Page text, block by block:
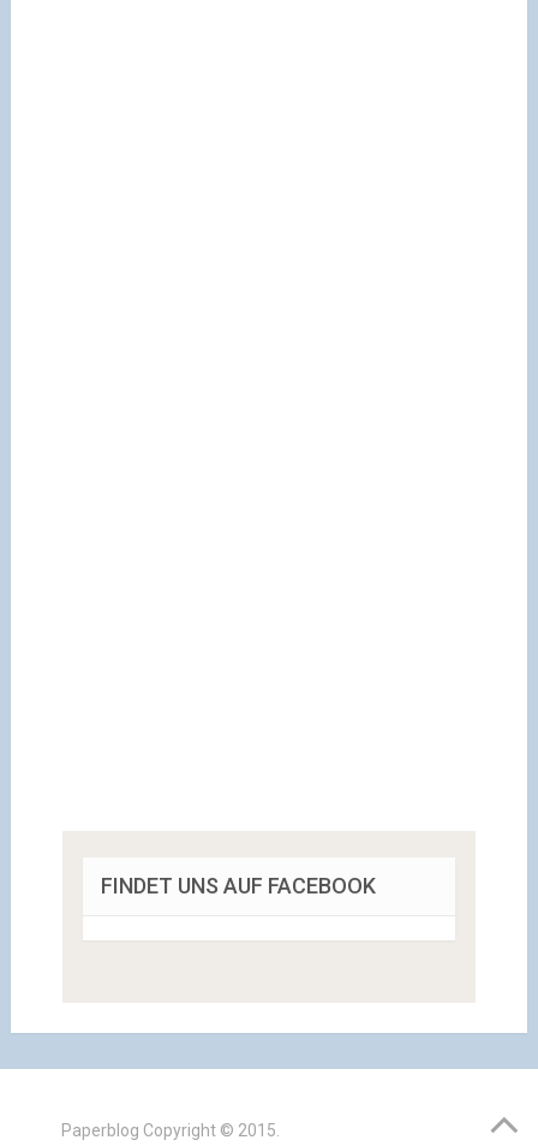
FINDET UNS AUF FACEBOOK
Paperblog Copyright © 2015.